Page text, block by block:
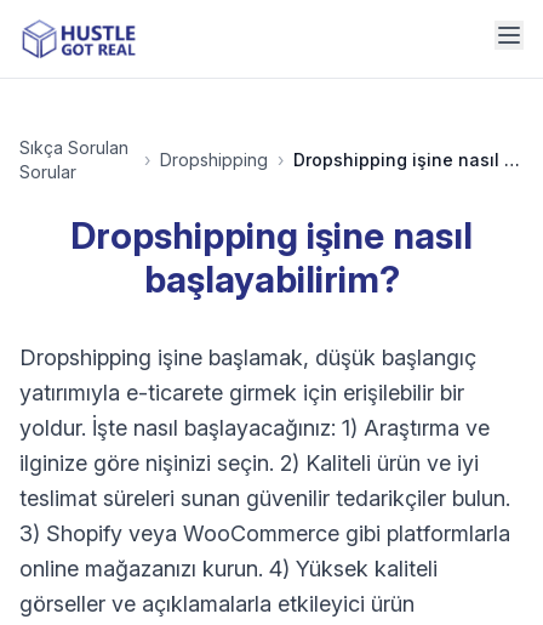
Sıkça Sorulan
Sorular
› Dropshipping › Dropshipping işine nasıl başlayabilirim?
Dropshipping işine nasıl
başlayabilirim?
Dropshipping işine başlamak, düşük başlangıç
yatırımıyla e-ticarete girmek için erişilebilir bir
yoldur. İşte nasıl başlayacağınız: 1) Araştırma ve
ilginize göre nişinizi seçin. 2) Kaliteli ürün ve iyi
teslimat süreleri sunan güvenilir tedarikçiler bulun.
3) Shopify veya WooCommerce gibi platformlarla
online mağazanızı kurun. 4) Yüksek kaliteli
görseller ve açıklamalarla etkileyici ürün